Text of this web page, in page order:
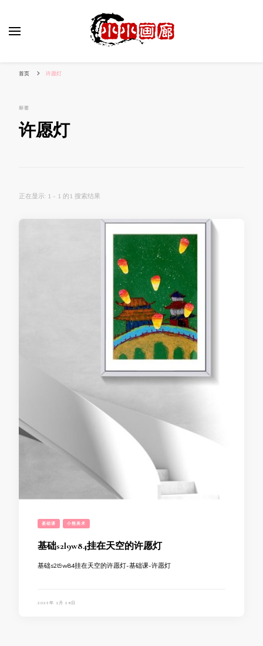
首页 许愿灯
标签
许愿灯
正在显示: 1 - 1 的1 搜索结果
基础课 小熊美术
基础s2l9w84挂在天空的许愿灯
基础s2l9w84挂在天空的许愿灯-基础课-许愿灯
2023年 1月 28日